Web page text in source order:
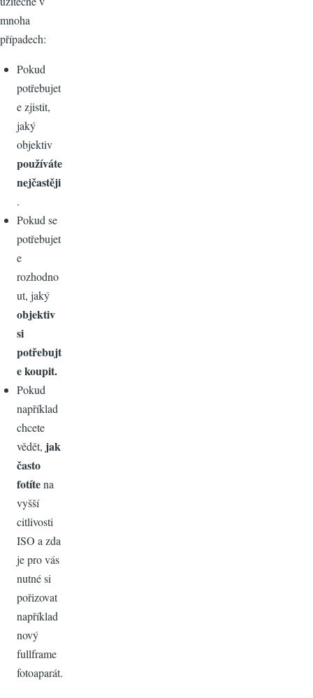
mnoha
případech:
Pokud
potřebujet
e zjistit,
jaký
objektiv
používáte
nejčastěji
.
Pokud se
potřebujet
e
rozhodno
ut, jaký
objektiv
si
potřebujt
e koupit.
Pokud
například
chcete
vědět, jak
často
fotítena
vyšší
citlivosti
ISO a zda
je pro vás
nutné si
pořizovat
například
nový
fullframe
fotoaparát.